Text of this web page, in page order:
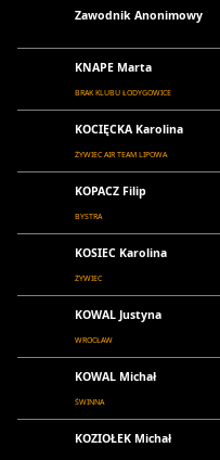
Zawodnik Anonimowy
KNAPE Marta
BRAK KLUBU ŁODYGOWICE
KOCIĘCKA Karolina
ŻYWIEC AIR TEAM LIPOWA
KOPACZ Filip
BYSTRA
KOSIEC Karolina
ŻYWIEC
KOWAL Justyna
WROCŁAW
KOWAL Michał
ŚWINNA
KOZIOŁEK Michał